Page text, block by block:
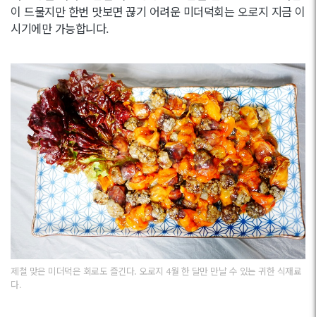
이 드물지만 한번 맛보면 끊기 어려운 미더덕회는 오로지 지금 이
시기에만 가능합니다.
제철 맞은 미더덕은 회로도 즐긴다. 오로지 4월 한 달만 만날 수 있는 귀한 식재료
다.